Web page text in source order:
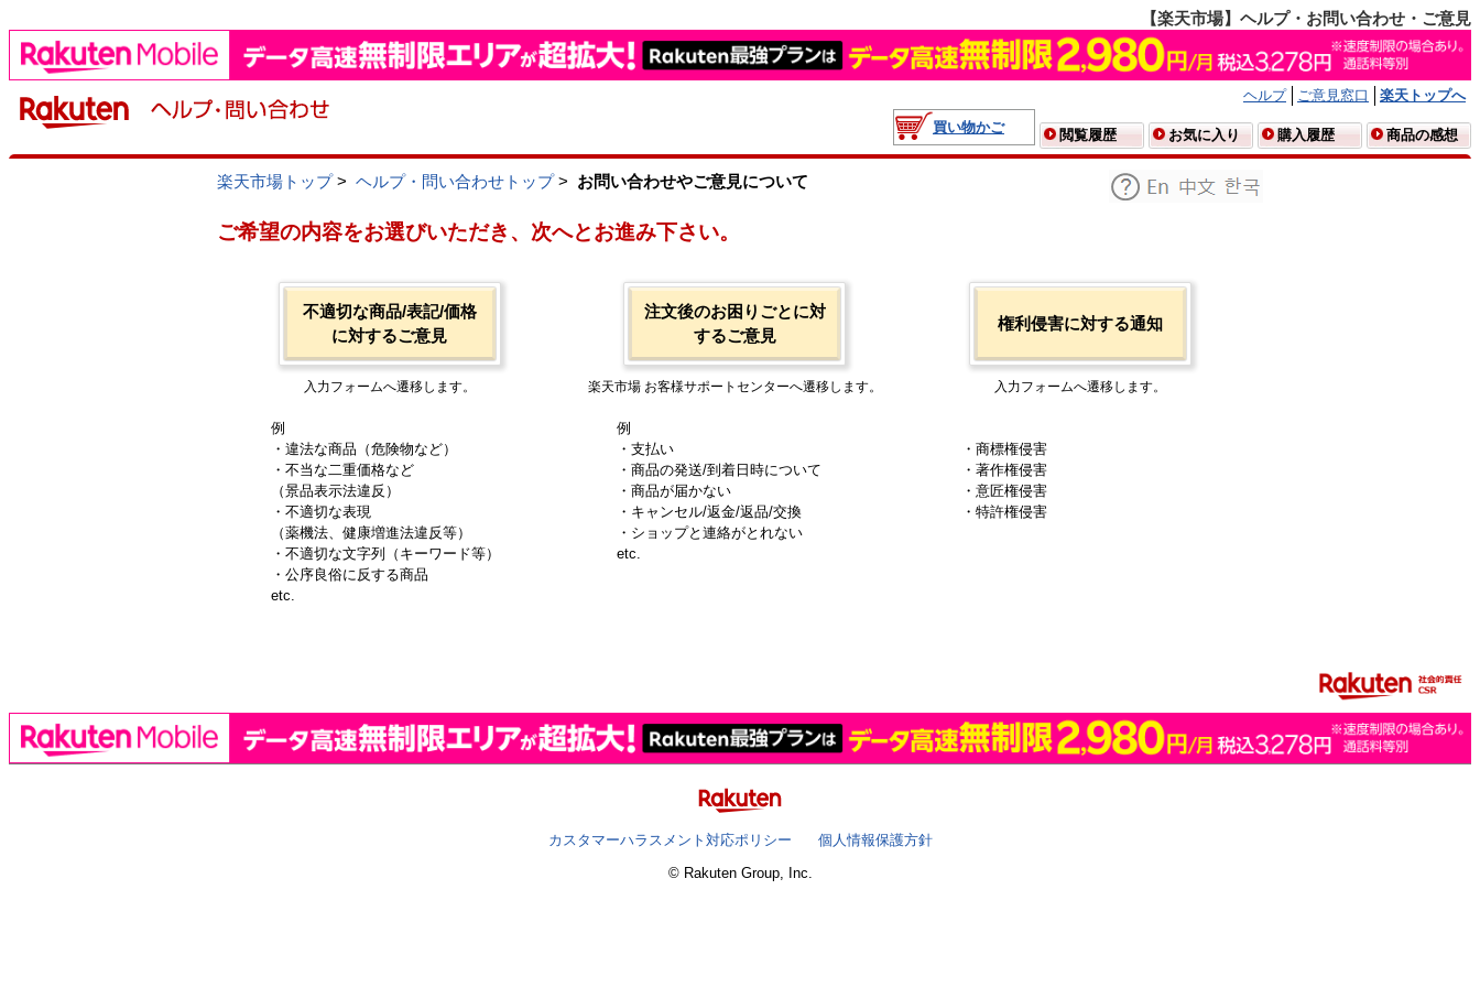
【楽天市場】ヘルプ・お問い合わせ・ご意見
ヘルプ ご意見窓口
楽天トップへ
買い物かご
閲覧履歴 お気に入り 購入履歴 商品の感想
楽天市場トップ> ヘルプ・問い合わせトップ> お問い合わせやご意見について
ご希望の内容をお選びいただき、次へとお進み下さい。
不適切な商品/表記/価格
に対するご意見
入力フォームへ遷移します。
例
・違法な商品（危険物など）
・不当な二重価格など
（景品表示法違反）
・不適切な表現
（薬機法、健康増進法違反等）
・不適切な文字列（キーワード等）
・公序良俗に反する商品
etc.
注文後のお困りごとに対
するご意見
楽天市場 お客様サポートセンターへ遷移します。
例
・支払い
・商品の発送/到着日時について
・商品が届かない
・キャンセル/返金/返品/交換
・ショップと連絡がとれない
etc.
権利侵害に対する通知
入力フォームへ遷移します。
・商標権侵害
・著作権侵害
・意匠権侵害
・特許権侵害
カスタマーハラスメント対応ポリシー
個人情報保護方針
© Rakuten Group, Inc.